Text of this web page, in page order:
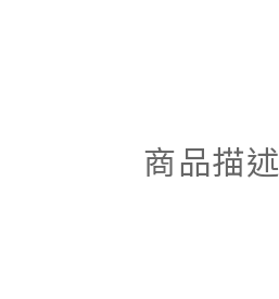
商品描述